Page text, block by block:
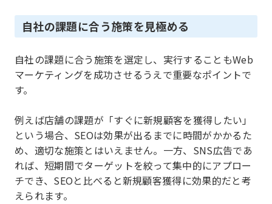
自社の課題に合う施策を見極める
自社の課題に合う施策を選定し、実行することもWeb
マーケティングを成功させるうえで重要なポイントで
す。
例えば店舗の課題が「すぐに新規顧客を獲得したい」
という場合、SEOは効果が出るまでに時間がかかるた
め、適切な施策とはいえません。一方、SNS広告であ
れば、短期間でターゲットを絞って集中的にアプロー
チでき、SEOと比べると新規顧客獲得に効果的だと考
えられます。